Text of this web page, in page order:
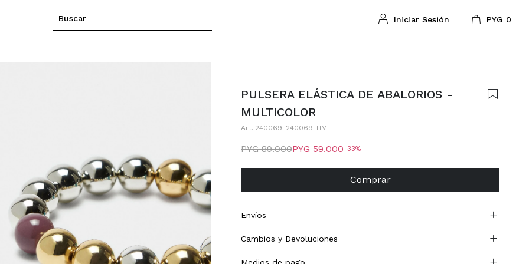
PYG 0
PULSERA ELÁSTICA DE ABALORIOS -
MULTICOLOR
240069-240069_HM
PYG 59.000
PYG 89.000 33
Comprar
Envíos
Cambios y Devoluciones